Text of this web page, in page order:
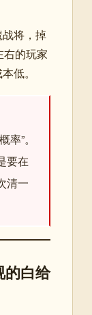
战将，掉
的玩家
低。
”。
要在
清一
白给